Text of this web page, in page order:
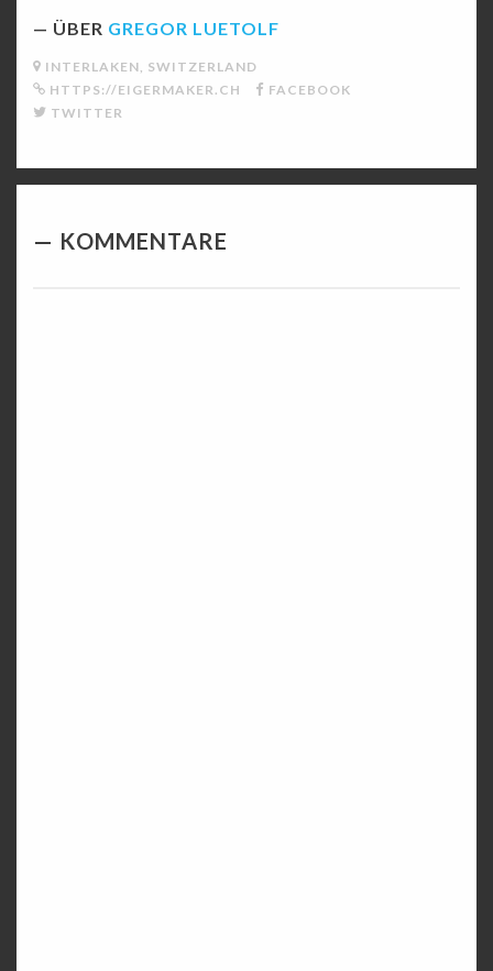
ÜBER GREGOR LUETOLF
INTERLAKEN, SWITZERLAND
HTTPS://EIGERMAKER.CH
FACEBOOK
TWITTER
KOMMENTARE